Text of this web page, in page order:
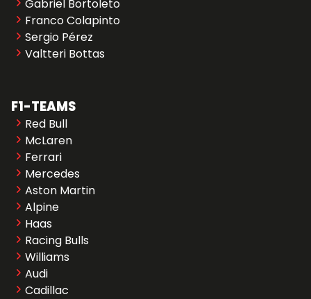
Gabriel Bortoleto
Franco Colapinto
Sergio Pérez
Valtteri Bottas
F1-TEAMS
Red Bull
McLaren
Ferrari
Mercedes
Aston Martin
Alpine
Haas
Racing Bulls
Williams
Audi
Cadillac